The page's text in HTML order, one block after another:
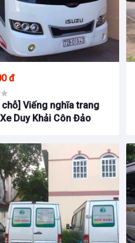
đ
chỗ] Viếng nghĩa trang
Duy Khải Côn Đảo